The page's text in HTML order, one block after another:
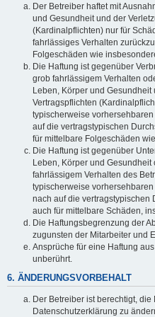
Der Betreiber haftet mit
und Gesundheit und der
(Kardinalpflichten) nur für
fahrlässiges Verhalten
Folgeschäden wie
Die Haftung ist gegenüber
grob fahrlässigem Verhalten
Leben, Körper und
Vertragspflichten
typischerweise
auf die vertragstypischen
für mittelbare Folgeschäden
Die Haftung ist gegenüber
Leben, Körper und
fahrlässigem Verhalten des
typischerweise
nach auf die vertragstypischen
auch für mittelbare Schäden,
Die Haftungsbegrenzung der
zugunsten der Mitarbeiter und
Ansprüche für eine Haftung
unberührt.
6. ÄNDERUNGSVORBEHALT
Der Betreiber ist berechtigt,
Datenschutzerklärung zu